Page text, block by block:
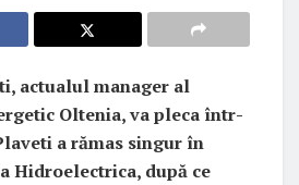
actualul manager al
Oltenia, va pleca într-
a rămas singur în
Hidroelectrica, după ce